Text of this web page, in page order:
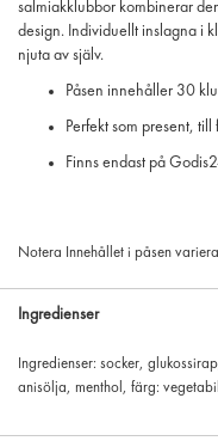
salmiakklubbor kombinerar
design. Individuellt inslagna i
njuta av själv.
Påsen innehåller 30
Perfekt som present,
Finns endast på
Notera Innehållet i påsen
Ingredienser
Ingredienser: socker,
anisölja, menthol, färg: